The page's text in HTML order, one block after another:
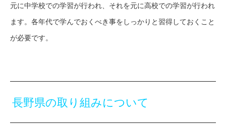
元に中学校での学習が行われ、それを元に高校での学習が行われ
ます。各年代で学んでおくべき事をしっかりと習得しておくこと
が必要です。
長野県の取り組みについて